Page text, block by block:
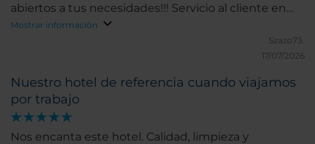
abiertos a tus necesidades!!! Servicio al cliente en
mayúsculas.
Mostrar información
Szazo73.
17/07/2026
Nuestro hotel de referencia cuando viajamos
por trabajo
Nos encanta este hotel. Calidad, limpieza y